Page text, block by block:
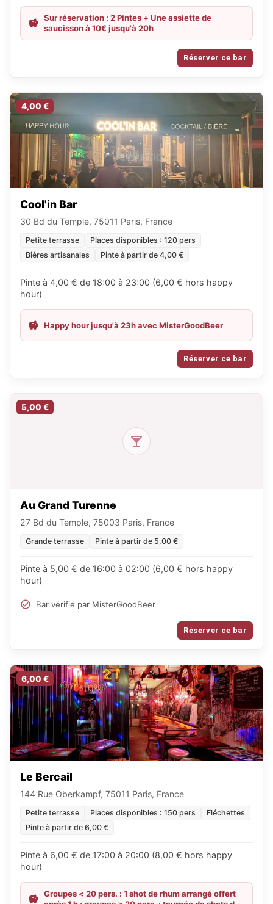
Sur réservation : 2 Pintes + Une assiette de
saucisson à 10€ jusqu'à 20h
Réserver ce bar
4,00 €
Cool'in Bar
30 Bd du Temple, 75011 Paris, France
Petite terrasse
Places disponibles : 120 pers
Bières artisanales
Pinte à partir de 4,00 €
Pinte à 4,00 € de 18:00 à 23:00 (6,00 € hors happy
hour)
Happy hour jusqu'à 23h avec MisterGoodBeer
Réserver ce bar
5,00 €
Au Grand Turenne
27 Bd du Temple, 75003 Paris, France
Grande terrasse Pinte à partir de 5,00 €
Pinte à 5,00 € de 16:00 à 02:00 (6,00 € hors happy
hour)
Bar vérifié par MisterGoodBeer
Réserver ce bar
6,00 €
Le Bercail
144 Rue Oberkampf, 75011 Paris, France
Petite terrasse Places disponibles : 150 pers
Fléchettes
Pinte à partir de 6,00 €
Pinte à 6,00 € de 17:00 à 20:00 (8,00 € hors happy
hour)
Groupes < 20 pers. : 1 shot de rhum arrangé offert